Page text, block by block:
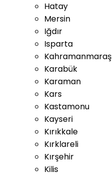
Hatay
Mersin
Iğdır
Isparta
Kahramanmaraş
Karabük
Karaman
Kars
Kastamonu
Kayseri
Kırıkkale
Kırklareli
Kırşehir
Kilis